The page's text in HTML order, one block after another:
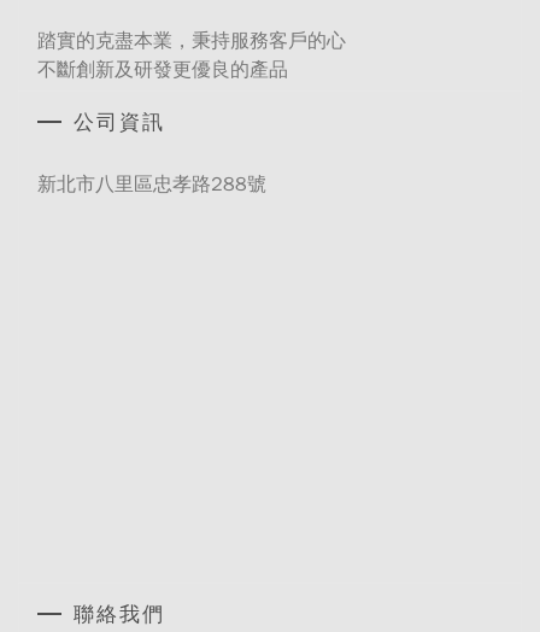
踏實的克盡本業，秉持服務客戶的心
不斷創新及研發更優良的產品
公司資訊
新北市八里區忠孝路288號
聯絡我們